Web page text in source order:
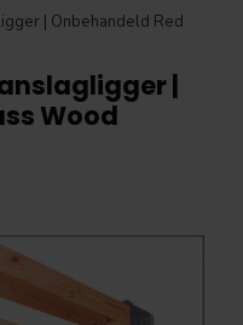
| Onbehandeld Red
|
Wood